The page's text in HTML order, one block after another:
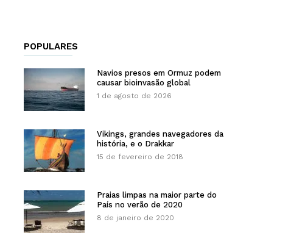
POPULARES
Navios presos em Ormuz podem
causar bioinvasão global
1 de agosto de 2026
Vikings, grandes navegadores da
história, e o Drakkar
15 de fevereiro de 2018
Praias limpas na maior parte do
País no verão de 2020
8 de janeiro de 2020